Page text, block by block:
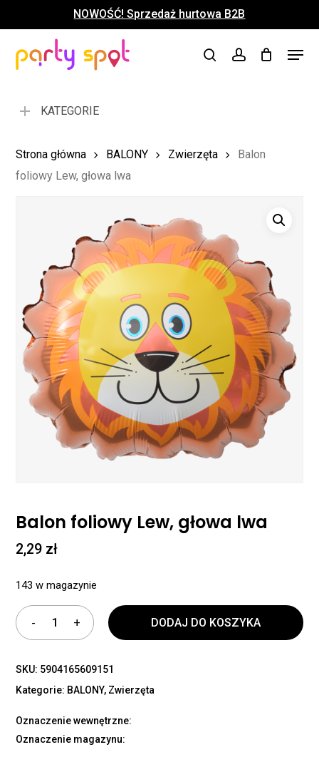
to
content
NOWOŚĆ! Sprzedaż hurtowa B2B
searchaccount
Menu
Koszyk Close
KATEGORIE
Strona główna BALONY Zwierzęta
Balon
foliowy Lew, głowa lwa
Balon foliowy Lew, głowa lwa
2,29 zł
143 w magazynie
DODAJ DO KOSZYKA
SKU: 5904165609151
Kategorie: BALONY, Zwierzęta
Oznaczenie wewnętrzne:
Oznaczenie magazynu:
Menu